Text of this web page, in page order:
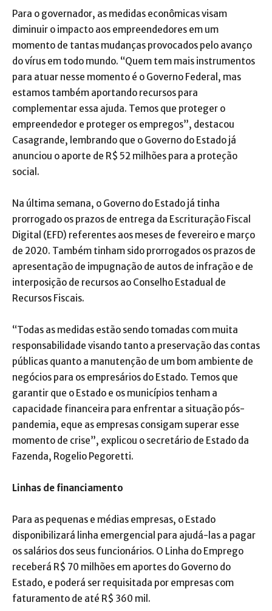
Para o governador, as medidas econômicas visam
diminuir o impacto aos empreendedores em um
momento de tantas mudanças provocados pelo avanço
do vírus em todo mundo. “Quem tem mais instrumentos
para atuar nesse momento é o Governo Federal, mas
estamos também aportando recursos para
complementar essa ajuda. Temos que proteger o
empreendedor e proteger os empregos”, destacou
Casagrande, lembrando que o Governo do Estado já
anunciou o aporte de R$ 52 milhões para a proteção
social.
Na última semana, o Governo do Estado já tinha
prorrogado os prazos de entrega da Escrituração Fiscal
Digital (EFD) referentes aos meses de fevereiro e março
de 2020. Também tinham sido prorrogados os prazos de
apresentação de impugnação de autos de infração e de
interposição de recursos ao Conselho Estadual de
Recursos Fiscais.
“Todas as medidas estão sendo tomadas com muita
responsabilidade visando tanto a preservação das contas
públicas quanto a manutenção de um bom ambiente de
negócios para os empresários do Estado. Temos que
garantir que o Estado e os municípios tenham a
capacidade financeira para enfrentar a situação pós-
pandemia, eque as empresas consigam superar esse
momento de crise”, explicou o secretário de Estado da
Fazenda, Rogelio Pegoretti.
Linhas de financiamento
Para as pequenas e médias empresas, o Estado
disponibilizará linha emergencial para ajudá-las a pagar
os salários dos seus funcionários. O Linha do Emprego
receberá R$ 70 milhões em aportes do Governo do
Estado, e poderá ser requisitada por empresas com
faturamento de até R$ 360 mil.